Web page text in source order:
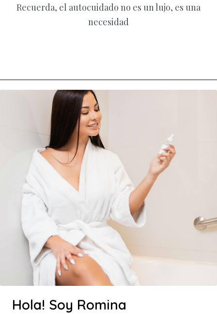
Recuerda, el autocuidado no es un lujo, es una
necesidad
Hola! Soy Romina